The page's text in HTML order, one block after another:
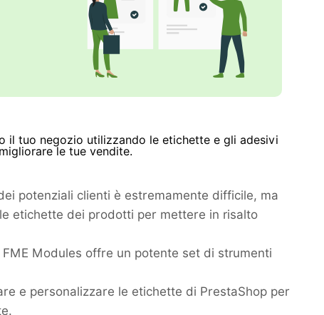
il tuo negozio utilizzando le etichette e gli adesivi
le tue vendite.
potenziali clienti è estremamente difficile, ma
etichette dei prodotti per mettere in risalto
FME Modules offre un potente set di strumenti
e personalizzare le etichette di PrestaShop per